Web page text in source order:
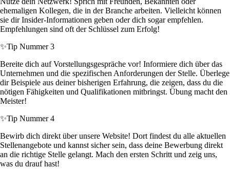
ehemaligen Kollegen, die in der Branche arbeiten. Vielleicht können
sie dir Insider-Informationen geben oder dich sogar empfehlen.
Empfehlungen sind oft der Schlüssel zum Erfolg!
✨Tip Nummer 3
Bereite dich auf Vorstellungsgespräche vor! Informiere dich über das
Unternehmen und die spezifischen Anforderungen der Stelle. Überlege
dir Beispiele aus deiner bisherigen Erfahrung, die zeigen, dass du die
nötigen Fähigkeiten und Qualifikationen mitbringst. Übung macht den
Meister!
✨Tip Nummer 4
Bewirb dich direkt über unsere Website! Dort findest du alle aktuellen
Stellenangebote und kannst sicher sein, dass deine Bewerbung direkt
an die richtige Stelle gelangt. Mach den ersten Schritt und zeig uns,
was du drauf hast!